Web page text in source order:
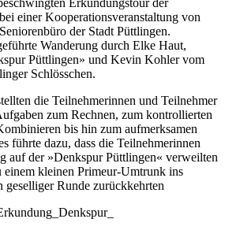
einer Kooperationsveranstaltung von
der Stadt Püttlingen.
Wanderung durch Elke Haut,
Püttlingen» und Kevin Kohler vom
Schlösschen.
die Teilnehmerinnen und Teilnehmer
zum Rechnen, zum kontrollierten
bis hin zum aufmerksamen
führte dazu, dass die Teilnehmerinnen
auf der »Denkspur Püttlingen« verweilten
einem kleinen Primeur-Umtrunk ins
geselliger Runde zurückkehrten